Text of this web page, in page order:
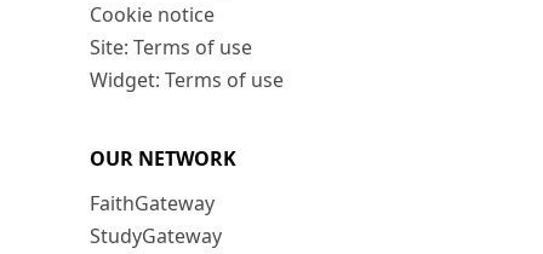
Cookie notice
Site: Terms of use
Widget: Terms of use
OUR NETWORK
FaithGateway
StudyGateway